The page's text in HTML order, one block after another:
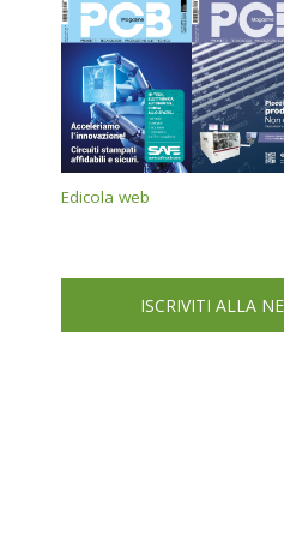
Edicola web
ISCRIVITI ALLA